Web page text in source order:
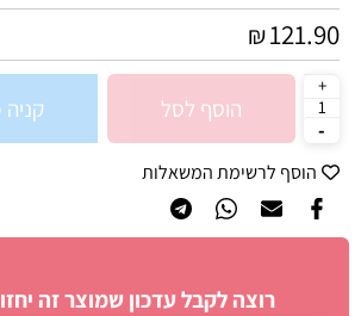
₪121.90
הוסף לסל
הוסף לרשימת המשאלות
רוצה לקבל עדכון שמוצר זה